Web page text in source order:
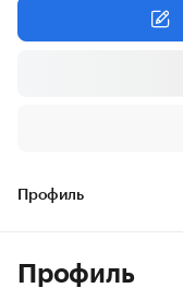
Профиль
Профиль